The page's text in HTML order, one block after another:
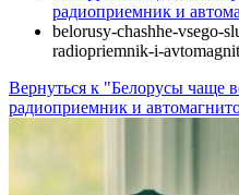
радиоприемник и
belorusy-chashhe-vsego-
radiopriemnik-i-
Вернуться к "Белорусы чаще
радиоприемник и